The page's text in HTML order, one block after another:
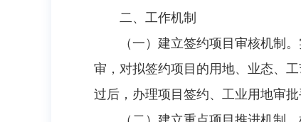
二、工作机制
（一）建立签约项目审核机制
审，对拟签约项目的用地、业态、
过后，办理项目签约、工业用地审批